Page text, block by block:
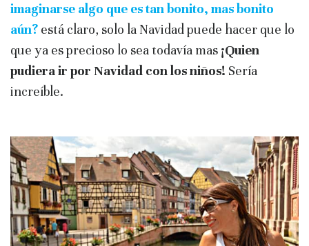
imaginarse algo que es tan bonito, mas bonito
aún? está claro, solo la Navidad puede hacer que lo
que ya es precioso lo sea todavía mas ¡Quien
pudiera ir por Navidad con los niños! Sería
increíble.